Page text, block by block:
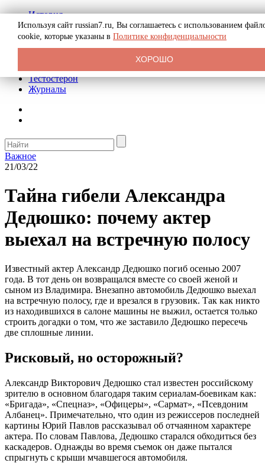
История
Биография
Криминал
Реклама на сайте
Тестостерон
Журналы
Важное
21/03/22
Тайна гибели Александра
Дедюшко: почему актер
выехал на встречную полосу
Известный актер Александр Дедюшко погиб осенью 2007
года. В тот день он возвращался вместе со своей женой и
сыном из Владимира. Внезапно автомобиль Дедюшко выехал
на встречную полосу, где и врезался в грузовик. Так как никто
из находившихся в салоне машины не выжил, остается только
строить догадки о том, что же заставило Дедюшко пересечь
две сплошные линии.
Рисковый, но осторожный?
Александр Викторович Дедюшко стал известен российскому
зрителю в основном благодаря таким сериалам-боевикам как:
«Бригада», «Спецназ», «Офицеры», «Сармат», «Псевдоним
Албанец». Примечательно, что один из режиссеров последней
картины Юрий Павлов рассказывал об отчаянном характере
актера. По словам Павлова, Дедюшко старался обходиться без
каскадеров. Однажды во время съемок он даже пытался
спрыгнуть с крыши мчавшегося автомобиля.
Используя сайт russian7.ru, Вы соглашаетесь с использованием
cookie, которые указаны в Политике конфиденциальности
ХОРОШО